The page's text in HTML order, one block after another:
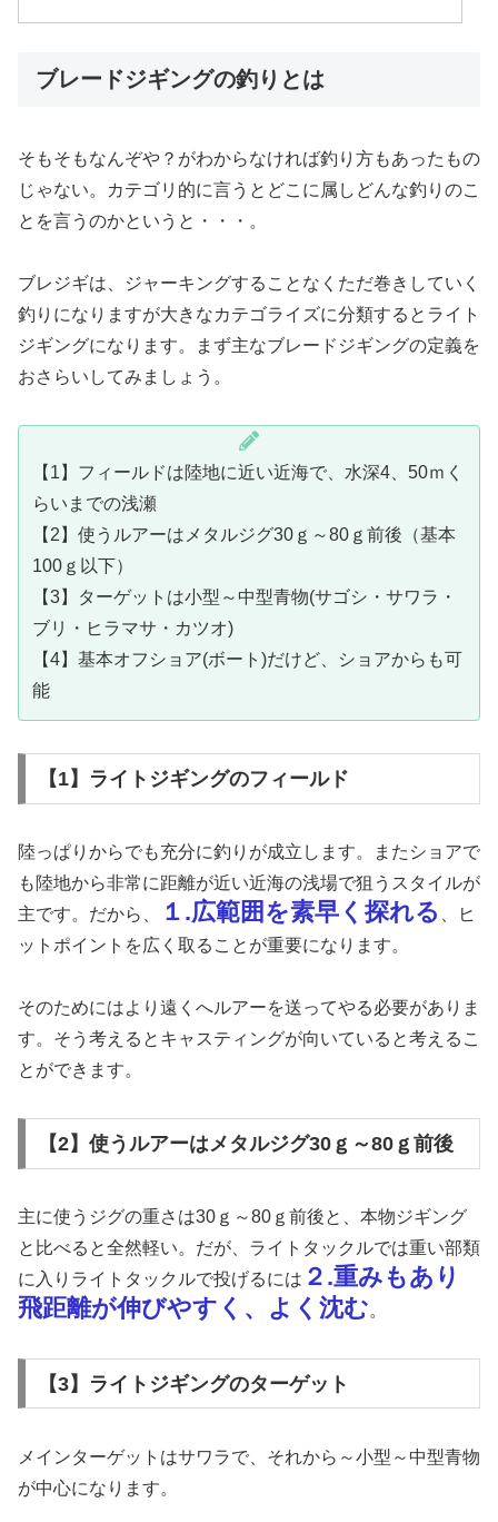
ブレードジギングの釣りとは
そもそもなんぞや？がわからなければ釣り方もあったもの
じゃない。カテゴリ的に言うとどこに属しどんな釣りのこ
とを言うのかというと・・・。
ブレジギは、ジャーキングすることなくただ巻きしていく
釣りになりますが大きなカテゴライズに分類するとライト
ジギングになります。まず主なブレードジギングの定義を
おさらいしてみましょう。
【1】フィールドは陸地に近い近海で、水深4、50ｍく
らいまでの浅瀬
【2】使うルアーはメタルジグ30ｇ～80ｇ前後（基本
100ｇ以下）
【3】ターゲットは小型～中型青物(サゴシ・サワラ・
ブリ・ヒラマサ・カツオ)
【4】基本オフショア(ボート)だけど、ショアからも可
能
【1】ライトジギングのフィールド
陸っぱりからでも充分に釣りが成立します。またショアで
も陸地から非常に距離が近い近海の浅場で狙うスタイルが
主です。だから、
１.広範囲を素早く探れる
、ヒ
ットポイントを広く取ることが重要になります。
そのためにはより遠くへルアーを送ってやる必要がありま
す。そう考えるとキャスティングが向いていると考えるこ
とができます。
【2】使うルアーはメタルジグ30ｇ～80ｇ前後
主に使うジグの重さは30ｇ～80ｇ前後と、本物ジギング
と比べると全然軽い。だが、ライトタックルでは重い部類
に入りライトタックルで投げるには ２.重みもあり
飛距離が伸びやすく、よく沈む。
【3】ライトジギングのターゲット
メインターゲットはサワラで、それから～小型～中型青物
が中心になります。